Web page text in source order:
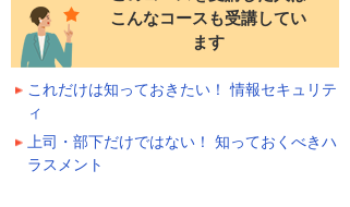
こんなコースも受講してい
ます
これだけは知っておきたい！ 情報セキュリテ
ィ
上司・部下だけではない！ 知っておくべきハ
ラスメント